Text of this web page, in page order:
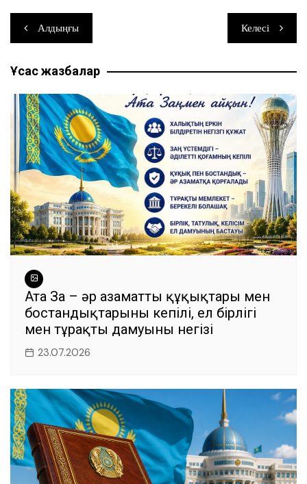
c
e
b
o
o
k
tt
er
ai
l
A
p
a
m
n
er
ра
ви
ть
Навигация
по
записям
Алдыңғы Келесі
Ұқсас жазбалар
Ата Заң – әр азаматтың құқықтары мен
бостандықтарының кепілі, ел бірлігі
мен тұрақты дамуының негізі
23.07.2026